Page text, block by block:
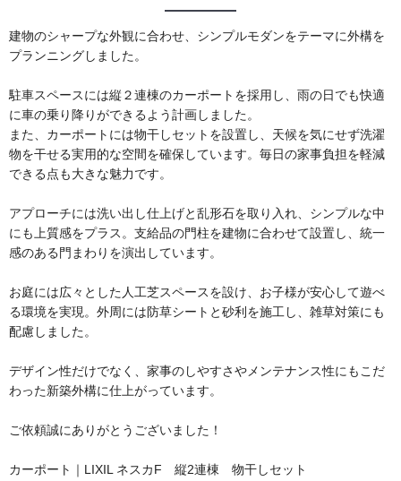
建物のシャープな外観に合わせ、シンプルモダンをテーマに外構を
プランニングしました。
駐車スペースには縦２連棟のカーポートを採用し、雨の日でも快適
に車の乗り降りができるよう計画しました。
また、カーポートには物干しセットを設置し、天候を気にせず洗濯
物を干せる実用的な空間を確保しています。毎日の家事負担を軽減
できる点も大きな魅力です。
アプローチには洗い出し仕上げと乱形石を取り入れ、シンプルな中
にも上質感をプラス。支給品の門柱を建物に合わせて設置し、統一
感のある門まわりを演出しています。
お庭には広々とした人工芝スペースを設け、お子様が安心して遊べ
る環境を実現。外周には防草シートと砂利を施工し、雑草対策にも
配慮しました。
デザイン性だけでなく、家事のしやすさやメンテナンス性にもこだ
わった新築外構に仕上がっています。
ご依頼誠にありがとうございました！
カーポート｜LIXIL ネスカF 縦2連棟 物干しセット